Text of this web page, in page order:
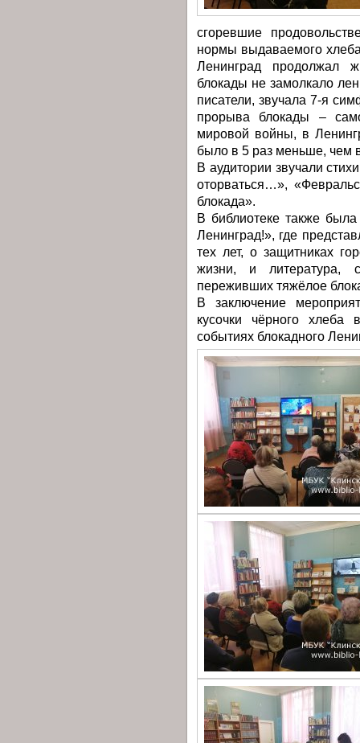
сгоревшие
нормы выдаваемого
Ленинград продолжал
блокады не замолкало
писатели, звучала 7-я
прорыва блокады –
мировой войны, в
было в 5 раз меньше, чем
В аудитории звучали
оторваться…»,
блокада».
В библиотеке также
Ленинград!», где
тех лет, о защитниках
жизни, и литература,
переживших тяжёлое
В заключение
кусочки чёрного хлеба
событиях блокадного